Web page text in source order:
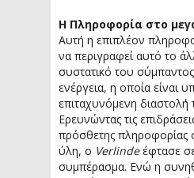
Η Πληροφορία στο
Αυτή η επιπλέον
να περιγραφεί αυτό το
συστατικό του
ενέργεια, η οποία είναι
επιταχυνόμενη
Ερευνώντας τις
πρόσθετης πληροφορίας
ύλη, ο Verlindeέφτασε
συμπέρασμα. Ενώ η